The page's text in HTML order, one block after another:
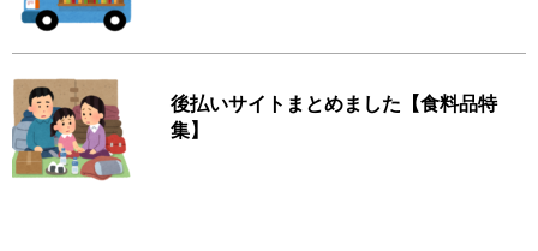
後払いサイトまとめました【食料品特
集】